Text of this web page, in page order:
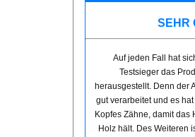
SEHR
Auf jeden Fall hat
Testsieger das
herausgestellt. Denn der
gut verarbeitet und es
Kopfes Zähne, damit das
Holz hält. Des Weiteren